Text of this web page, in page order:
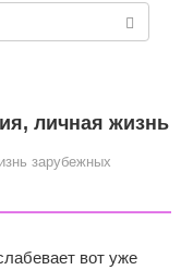
личная жизнь
зарубежных
вот уже